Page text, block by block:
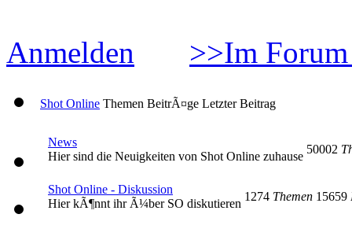
Anmelden >>Im
Shot Online Themen BeitrÃ¤ge Letzter Beitrag
News
Hier sind die Neuigkeiten von Shot Online zuhause
50002
Shot Online - Diskussion
Hier kÃ¶nnt ihr Ã¼ber SO diskutieren
1274 Themen 15659